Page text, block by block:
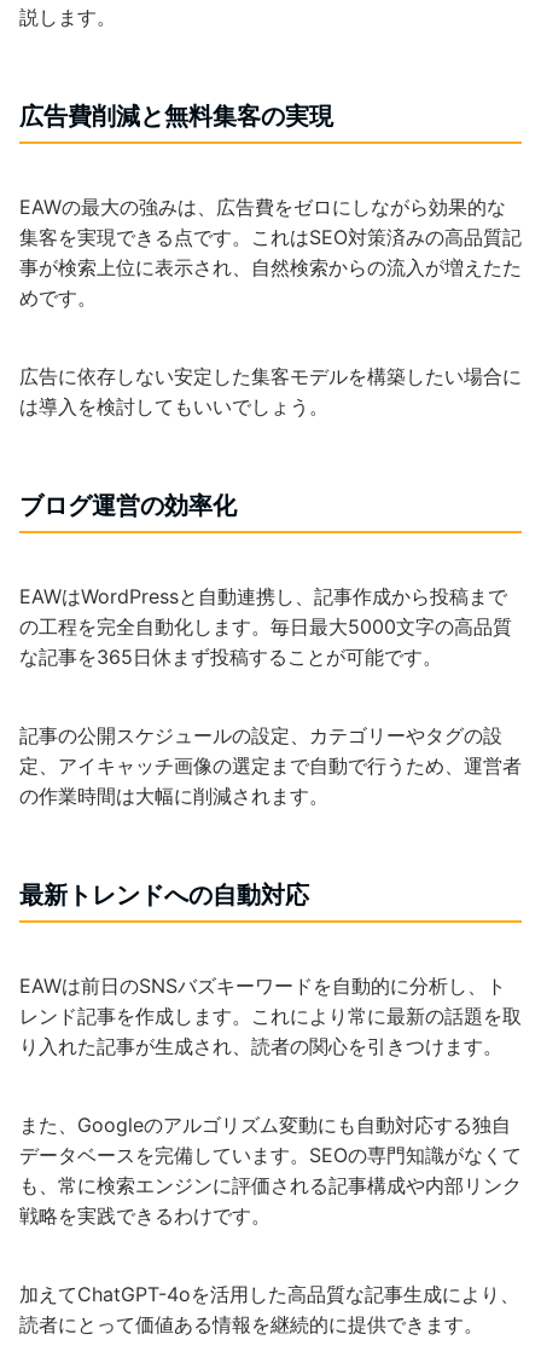
説します。
広告費削減と無料集客の実現
EAWの最大の強みは、広告費をゼロにしながら効果的な
集客を実現できる点です。これはSEO対策済みの高品質記
事が検索上位に表示され、自然検索からの流入が増えたた
めです。
広告に依存しない安定した集客モデルを構築したい場合に
は導入を検討してもいいでしょう。
ブログ運営の効率化
EAWはWordPressと自動連携し、記事作成から投稿まで
の工程を完全自動化します。毎日最大5000文字の高品質
な記事を365日休まず投稿することが可能です。
記事の公開スケジュールの設定、カテゴリーやタグの設
定、アイキャッチ画像の選定まで自動で行うため、運営者
の作業時間は大幅に削減されます。
最新トレンドへの自動対応
EAWは前日のSNSバズキーワードを自動的に分析し、ト
レンド記事を作成します。これにより常に最新の話題を取
り入れた記事が生成され、読者の関心を引きつけます。
また、Googleのアルゴリズム変動にも自動対応する独自
データベースを完備しています。SEOの専門知識がなくて
も、常に検索エンジンに評価される記事構成や内部リンク
戦略を実践できるわけです。
加えてChatGPT-4oを活用した高品質な記事生成により、
読者にとって価値ある情報を継続的に提供できます。